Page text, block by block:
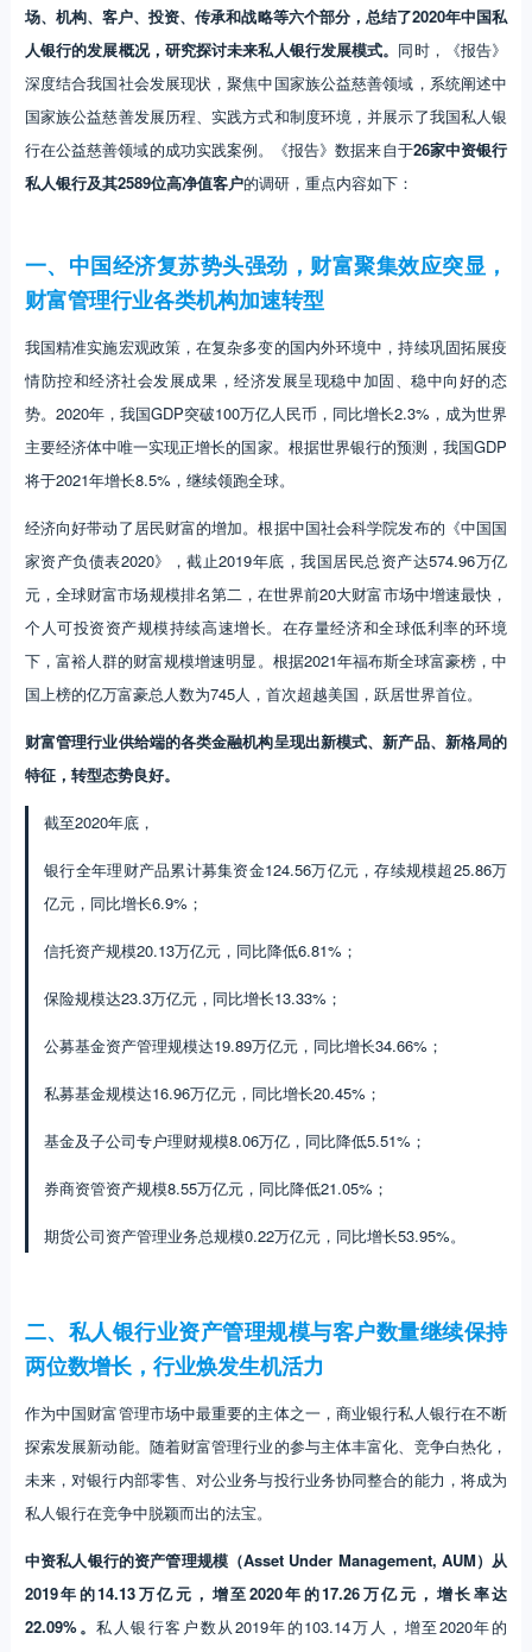
场、机构、客户、投资、传承和战略等六个部分，总结了2020年中国私
人银行的发展概况，研究探讨未来私人银行发展模式。 同时，《报告》
深度结合我国社会发展现状，聚焦中国家族公益慈善领域，系统阐述中
国家族公益慈善发展历程、实践方式和制度环境，并展示了我国私人银
行在公益慈善领域的成功实践案例。《报告》数据来自于26家中资银行
私人银行及其2589位高净值客户的调研，重点内容如下：
一、中国经济复苏势头强劲，财富聚集效应突显，
财富管理行业各类机构加速转型
我国精准实施宏观政策，在复杂多变的国内外环境中，持续巩固拓展疫
情防控和经济社会发展成果，经济发展呈现稳中加固、稳中向好的态
势。2020年，我国GDP突破100万亿人民币，同比增长2.3%，成为世界
主要经济体中唯一实现正增长的国家。根据世界银行的预测，我国GDP
将于2021年增长8.5%，继续领跑全球。
经济向好带动了居民财富的增加。根据中国社会科学院发布的《中国国
家资产负债表2020》，截止2019年底，我国居民总资产达574.96万亿
元，全球财富市场规模排名第二，在世界前20大财富市场中增速最快，
个人可投资资产规模持续高速增长。在存量经济和全球低利率的环境
下，富裕人群的财富规模增速明显。根据2021年福布斯全球富豪榜，中
国上榜的亿万富豪总人数为745人，首次超越美国，跃居世界首位。
财富管理行业供给端的各类金融机构呈现出新模式、新产品、新格局的
特征，转型态势良好。
截至2020年底，
银行全年理财产品累计募集资金124.56万亿元，存续规模超25.86万
亿元，同比增长6.9%；
信托资产规模20.13万亿元，同比降低6.81%；
保险规模达23.3万亿元，同比增长13.33%；
公募基金资产管理规模达19.89万亿元，同比增长34.66%；
私募基金规模达16.96万亿元，同比增长20.45%；
基金及子公司专户理财规模8.06万亿，同比降低5.51%；
券商资管资产规模8.55万亿元，同比降低21.05%；
期货公司资产管理业务总规模0.22万亿元，同比增长53.95%。
二、私人银行业资产管理规模与客户数量继续保持
两位数增长，行业焕发生机活力
作为中国财富管理市场中最重要的主体之一，商业银行私人银行在不断
探索发展新动能。随着财富管理行业的参与主体丰富化、竞争白热化，
未来，对银行内部零售、对公业务与投行业务协同整合的能力，将成为
私人银行在竞争中脱颖而出的法宝。
中资私人银行的资产管理规模（Asset Under Management, AUM）从
2019年的14.13万亿元，增至2020年的17.26万亿元，增长率达
22.09%。私人银行客户数从2019年的103.14万人，增至2020年的